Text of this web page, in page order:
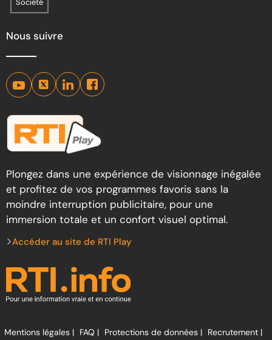
Société
Nous suivre
Plongez dans une expérience de visionnage inégalée
et profitez de vos programmes favoris sans la
moindre interruption publicitaire, pour une
immersion totale et un confort visuel optimal.
Accéder au site de RTI Play
Mentions légales | FAQ | Protections de données | Recrutement |